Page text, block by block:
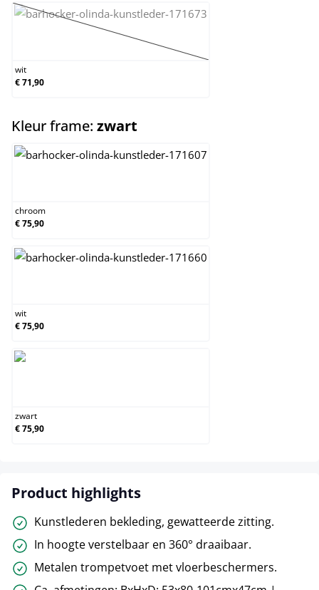
wit
(Deze optie is momenteel niet beschikbaar.)
wit
€ 71,90
Kleur frame: zwart
chroom
€ 75,90
wit
€ 75,90
zwart
€ 75,90
Product highlights
Kunstlederen bekleding, gewatteerde zitting.
In hoogte verstelbaar en 360° draaibaar.
Metalen trompetvoet met vloerbeschermers.